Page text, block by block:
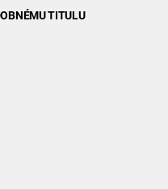
TITULU